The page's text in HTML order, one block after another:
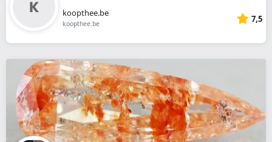
koopthee.be
koopthee.be 7,5